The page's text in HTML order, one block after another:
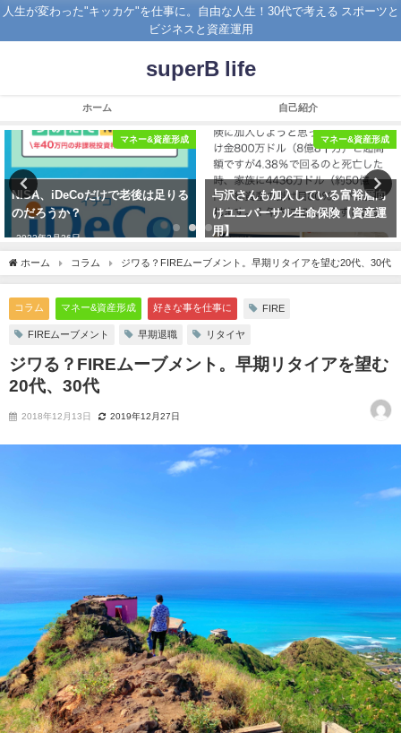
人生が変わった"キッカケ"を仕事に。自由な人生！30代で考える スポーツと
ビジネスと資産運用
superB life
ホーム 自己紹介
&資産形成
は足りる
マネー&資産形成
与沢さんも加入している富裕層向
けユニバーサル生命保険【資産運
用】
マ
ラットレースから脱出
らなければ【一生ラッ
2021年8月12日
ホーム コラム ジワる？FIREムーブメント。早期リタイアを望む20代、30代
コラム マネー&資産形成 好きな事を仕事に FIRE
FIREムーブメント 早期退職 リタイヤ
ジワる？FIREムーブメント。早期リタイアを望む
20代、30代
2018年12月13日 2019年12月27日